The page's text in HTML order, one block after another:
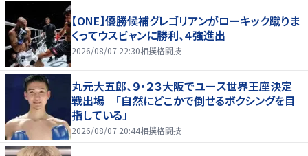
【ONE】優勝候補グレゴリアンがローキック蹴りま
くってウスビャンに勝利、４強進出
2026/08/07 22:30相撲格闘技
丸元大五郎、９・２３大阪でユース世界王座決定
戦出場 「自然にどこかで倒せるボクシングを目
指している」
2026/08/07 20:44相撲格闘技